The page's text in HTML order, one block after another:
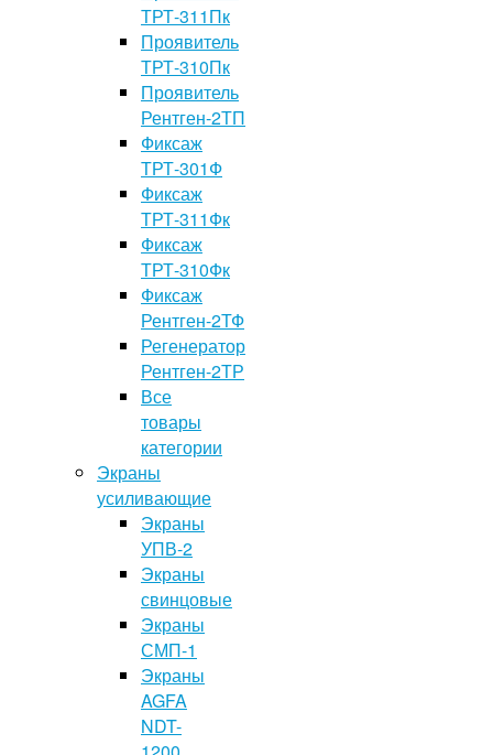
ТРТ-311Пк
Проявитель
ТРТ-310Пк
Проявитель
Рентген-2ТП
Фиксаж
ТРТ-301Ф
Фиксаж
ТРТ-311Фк
Фиксаж
ТРТ-310Фк
Фиксаж
Рентген-2ТФ
Регенератор
Рентген-2ТР
Все
товары
категории
Экраны
усиливающие
Экраны
УПВ-2
Экраны
свинцовые
Экраны
СМП-1
Экраны
AGFA
NDT-